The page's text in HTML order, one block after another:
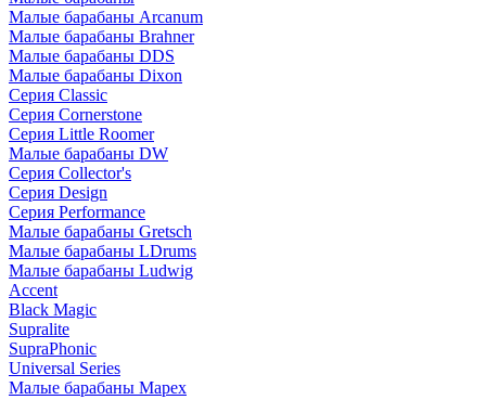
Малые барабаны Arcanum
Малые барабаны Brahner
Малые барабаны DDS
Малые барабаны Dixon
Серия Classic
Серия Cornerstone
Серия Little Roomer
Малые барабаны DW
Серия Collector's
Серия Design
Серия Performance
Малые барабаны Gretsch
Малые барабаны LDrums
Малые барабаны Ludwig
Accent
Black Magic
Supralite
SupraPhonic
Universal Series
Малые барабаны Mapex